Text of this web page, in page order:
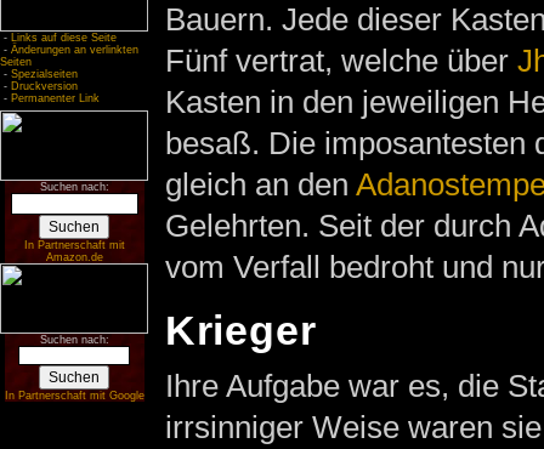
- Links auf diese Seite
- Änderungen an verlinkten
Seiten
- Spezialseiten
- Druckversion
- Permanenter Link
Suchen nach:
In Partnerschaft mit
Amazon.de
Suchen nach:
In Partnerschaft mit Google
Bauern. Jede dieser
Fünf vertrat, welche über
Kasten in den jeweiligen
besaß. Die imposantesten
gleich an den
Gelehrten. Seit der durch
vom Verfall bedroht und
Krieger
Ihre Aufgabe war es, die
irrsinniger Weise waren